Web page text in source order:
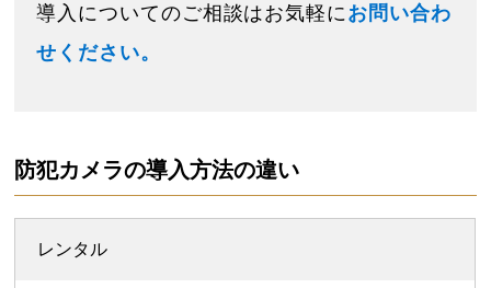
導入についてのご相談はお気軽に お問い合わ
せください。
防犯カメラの導入方法の違い
レンタル